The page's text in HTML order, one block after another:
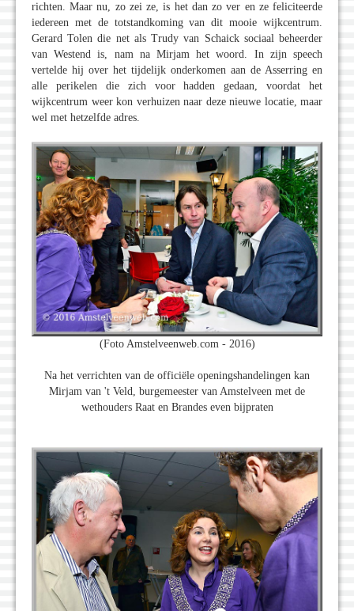
richten. Maar nu, zo zei ze, is het dan zo ver en ze feliciteerde
iedereen met de totstandkoming van dit mooie wijkcentrum.
Gerard Tolen die net als Trudy van Schaick sociaal beheerder
van Westend is, nam na Mirjam het woord. In zijn speech
vertelde hij over het tijdelijk onderkomen aan de Asserring en
alle perikelen die zich voor hadden gedaan, voordat het
wijkcentrum weer kon verhuizen naar deze nieuwe locatie, maar
wel met hetzelfde adres.
(Foto Amstelveenweb.com - 2016)
Na het verrichten van de officiële openingshandelingen kan
Mirjam van 't Veld, burgemeester van Amstelveen met de
wethouders Raat en Brandes even bijpraten